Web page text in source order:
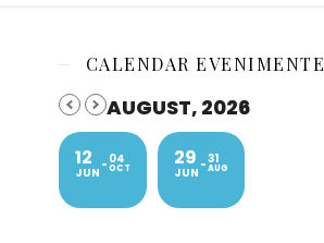
CALENDAR EVENIMENTE
AUGUST, 2026
12
JUN
04
OCT 29
JUN
31
AUG